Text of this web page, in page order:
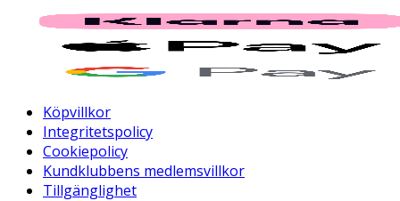
Köpvillkor
Integritetspolicy
Cookiepolicy
Kundklubbens medlemsvillkor
Tillgänglighet